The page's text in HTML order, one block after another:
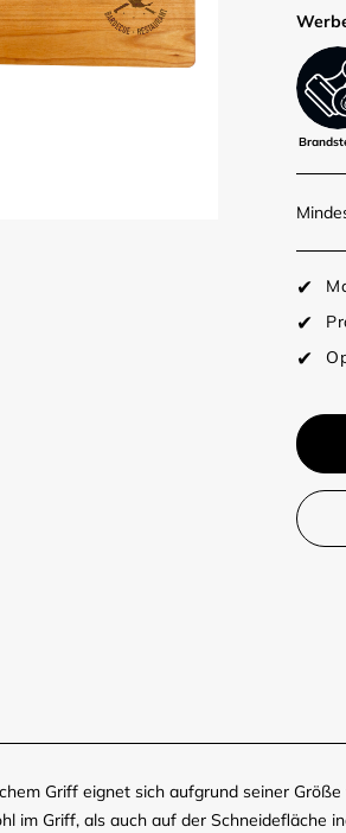
Griff eignet sich aufgrund seiner
im Griff, als auch auf der Schneidefläche